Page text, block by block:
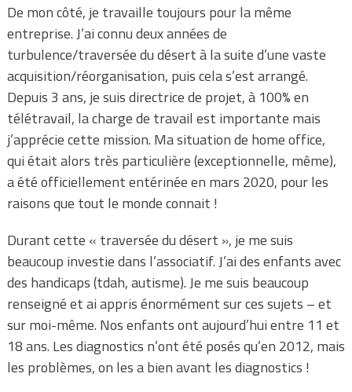
De mon côté, je travaille toujours pour la même
entreprise. J’ai connu deux années de
turbulence/traversée du désert à la suite d’une vaste
acquisition/réorganisation, puis cela s’est arrangé.
Depuis 3 ans, je suis directrice de projet, à 100% en
télétravail, la charge de travail est importante mais
j’apprécie cette mission. Ma situation de home office,
qui était alors très particulière (exceptionnelle, même),
a été officiellement entérinée en mars 2020, pour les
raisons que tout le monde connait !
Durant cette « traversée du désert », je me suis
beaucoup investie dans l’associatif. J’ai des enfants avec
des handicaps (tdah, autisme). Je me suis beaucoup
renseigné et ai appris énormément sur ces sujets – et
sur moi-même. Nos enfants ont aujourd’hui entre 11 et
18 ans. Les diagnostics n’ont été posés qu’en 2012, mais
les problèmes, on les a bien avant les diagnostics !